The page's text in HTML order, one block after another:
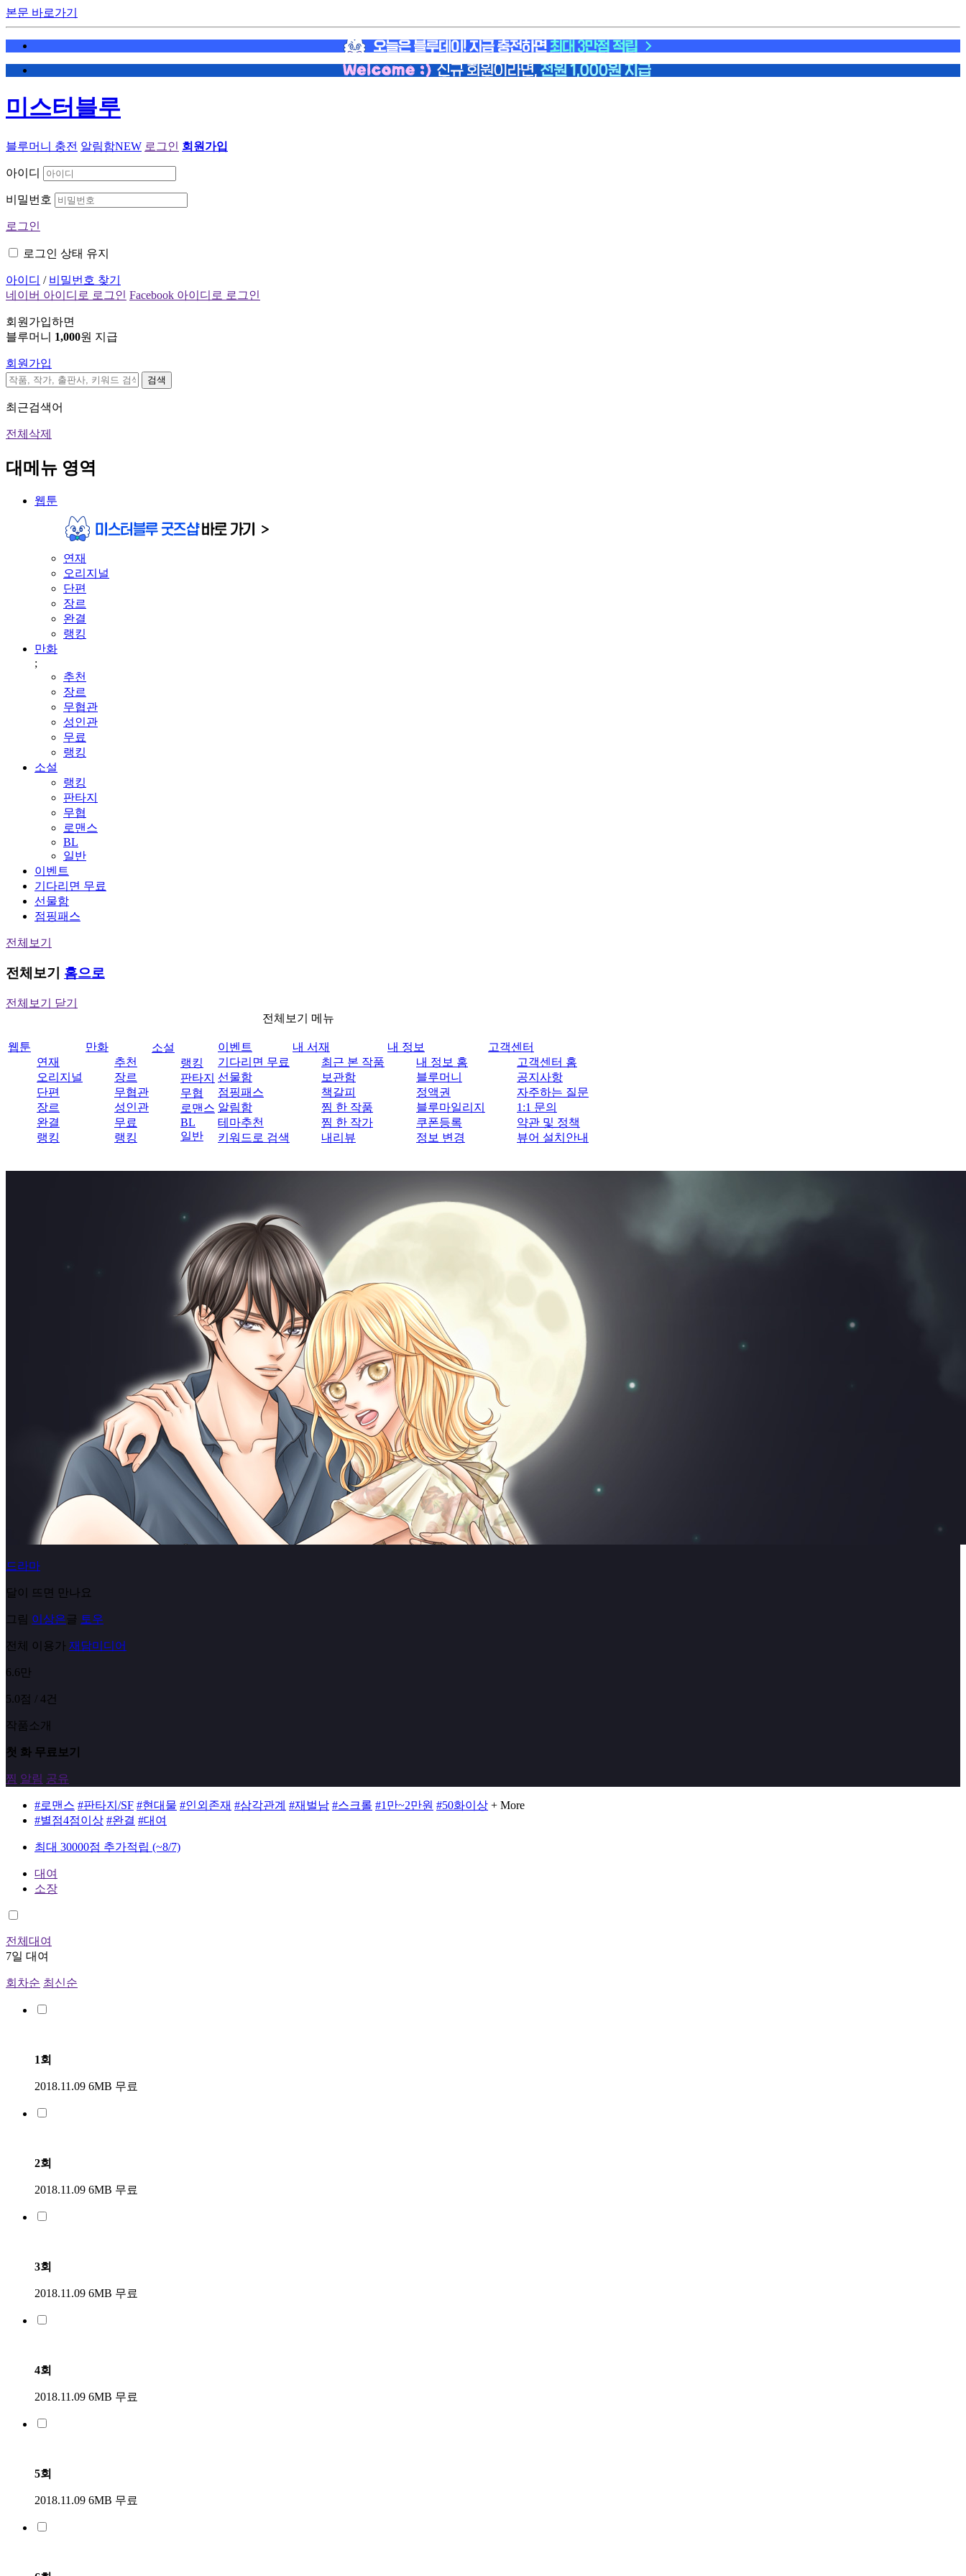
본문 바로가기
미스터블루
블루머니 충전 알림함NEW 로그인 회원가입
아이디
비밀번호
로그인
로그인 상태 유지
아이디 / 비밀번호 찾기
네이버 아이디로 로그인 Facebook 아이디로 로그인
회원가입하면
블루머니 1,000원 지급
회원가입
검색
최근검색어
전체삭제
대메뉴 영역
웹툰
연재
오리지널
단편
장르
완결
랭킹
만화
;
추천
장르
무협관
성인관
무료
랭킹
소설
랭킹
판타지
무협
로맨스
BL
일반
이벤트
기다리면 무료
선물함
점핑패스
전체보기
전체보기 홈으로
전체보기 닫기
전체보기 메뉴
웹툰
연재
오리지널
단편
장르
완결
랭킹
만화
추천
장르
무협관
성인관
무료
랭킹
소설
랭킹
판타지
무협
로맨스
BL
일반
이벤트
기다리면 무료
선물함
점핑패스
알림함
테마추천
키워드로 검색
내 서재
최근 본 작품
보관함
책갈피
찜 한 작품
찜 한 작가
내리뷰
내 정보
내 정보 홈
블루머니
정액권
블루마일리지
쿠폰등록
정보 변경
고객센터
고객센터 홈
공지사항
자주하는 질문
1:1 문의
약관 및 정책
뷰어 설치안내
드라마
달이 뜨면 만나요
그림 이상은글 토우
전체 이용가 재담미디어
6.6만
5.0점 / 4건
작품소개
첫 화 무료보기
찜 알림 공유
#로맨스 #판타지/SF #현대물 #인외존재 #삼각관계 #재벌남 #스크롤 #1만~2만원 #50화이상 + More
#별점4점이상 #완결 #대여
최대 30000점 추가적립 (~8/7)
대여
소장
전체대여
7일 대여
회차순 최신순
1회
2018.11.09 6MB 무료
2회
2018.11.09 6MB 무료
3회
2018.11.09 6MB 무료
4회
2018.11.09 6MB 무료
5회
2018.11.09 6MB 무료